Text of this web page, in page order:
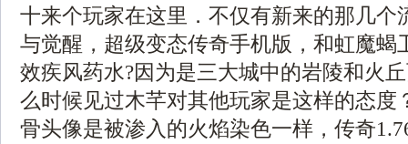
十来个玩家在这里．不仅有新来的那几个
与觉醒，超级变态传奇手机版，和虹魔蝎
效疾风药水?因为是三大城中的岩陵和火
么时候见过木芊对其他玩家是这样的态度
骨头像是被渗入的火焰染色一样，传奇